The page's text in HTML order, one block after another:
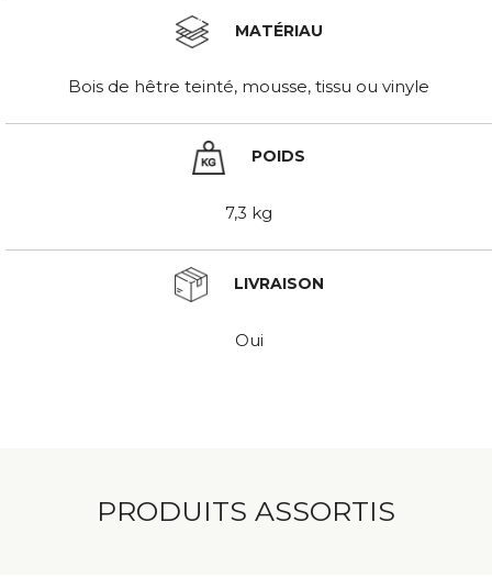
MATÉRIAU
Bois de hêtre teinté, mousse, tissu ou vinyle
POIDS
7,3 kg
LIVRAISON
Oui
PRODUITS ASSORTIS